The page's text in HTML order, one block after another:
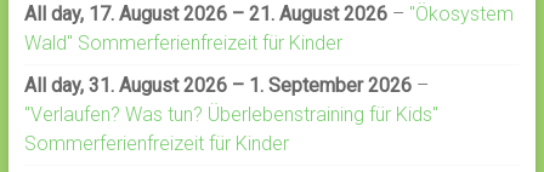
All day, 17. August 2026 – 21. August 2026– "Ökosystem
Wald" Sommerferienfreizeit für Kinder
All day, 31. August 2026 – 1. September 2026–
"Verlaufen? Was tun? Überlebenstraining für Kids"
Sommerferienfreizeit für Kinder